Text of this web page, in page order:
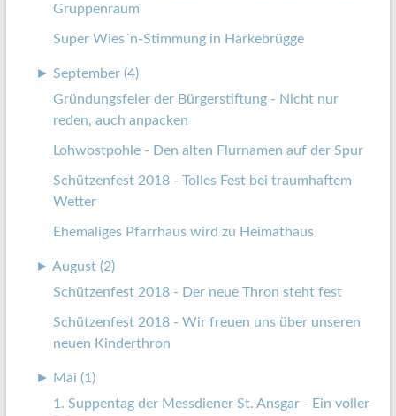
Gruppenraum
Super Wies´n-Stimmung in Harkebrügge
► September (4)
Gründungsfeier der Bürgerstiftung - Nicht nur
reden, auch anpacken
Lohwostpohle - Den alten Flurnamen auf der Spur
Schützenfest 2018 - Tolles Fest bei traumhaftem
Wetter
Ehemaliges Pfarrhaus wird zu Heimathaus
► August (2)
Schützenfest 2018 - Der neue Thron steht fest
Schützenfest 2018 - Wir freuen uns über unseren
neuen Kinderthron
►
Mai (1)
1. Suppentag der Messdiener St. Ansgar - Ein voller